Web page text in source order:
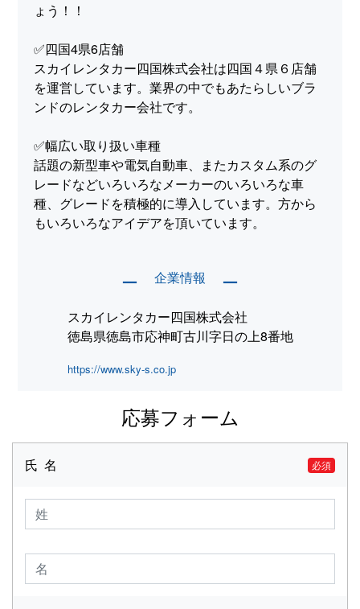
ょう！！
✅四国4県6店舗
スカイレンタカー四国株式会社は四国４県６店舗
を運営しています。業界の中でもあたらしいブラ
ンドのレンタカー会社です。
✅幅広い取り扱い車種
話題の新型車や電気自動車、またカスタム系のグ
レードなどいろいろなメーカーのいろいろな車
種、グレードを積極的に導入しています。方から
もいろいろなアイデアを頂いています。
ー 企業情報 ー
スカイレンタカー四国株式会社
徳島県徳島市応神町古川字日の上8番地
https://www.sky-s.co.jp
応募フォーム
氏 名 必須